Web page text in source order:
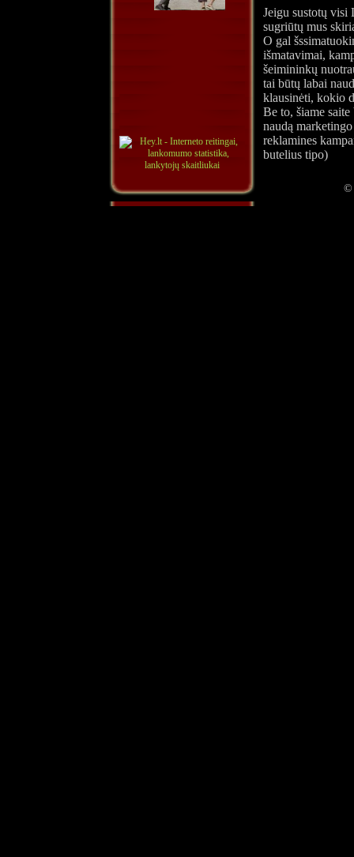
Jeigu sustotų visi
sugriūtų mus
O gal
išmatavimai,
šeimininkų
tai būtų labai
klausinėti, kokio
Be to, šiame
naudą
reklamines
butelius tipo)
©